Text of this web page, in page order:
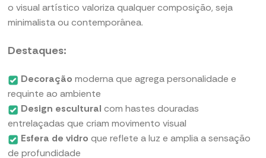
o visual artístico valoriza qualquer composição, seja
minimalista ou contemporânea.
Destaques:
Decoração moderna que agrega personalidade e
requinte ao ambiente
Design escultural com hastes douradas
entrelaçadas que criam movimento visual
Esfera de vidro que reflete a luz e amplia a sensação
de profundidade